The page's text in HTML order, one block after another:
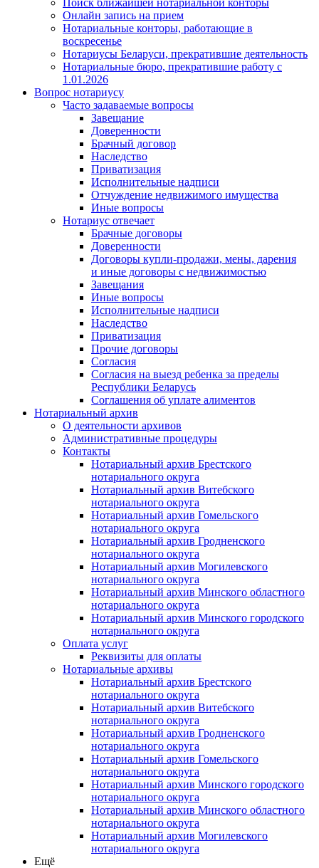
Онлайн запись на прием
Нотариальные конторы, работающие в
воскресенье
Нотариусы Беларуси, прекратившие деятельность
Нотариальные бюро, прекратившие работу с
1.01.2026
Вопрос нотариусу
Часто задаваемые вопросы
Завещание
Доверенности
Брачный договор
Наследство
Приватизация
Исполнительные надписи
Отчуждение недвижимого имущества
Иные вопросы
Нотариус отвечает
Брачные договоры
Доверенности
Договоры купли-продажи, мены, дарения
и иные договоры с недвижимостью
Завещания
Иные вопросы
Исполнительные надписи
Наследство
Приватизация
Прочие договоры
Согласия
Согласия на выезд ребенка за пределы
Республики Беларусь
Соглашения об уплате алиментов
Нотариальный архив
О деятельности архивов
Административные процедуры
Контакты
Нотариальный архив Брестского
нотариального округа
Нотариальный архив Витебского
нотариального округа
Нотариальный архив Гомельского
нотариального округа
Нотариальный архив Гродненского
нотариального округа
Нотариальный архив Могилевского
нотариального округа
Нотариальный архив Минского областного
нотариального округа
Нотариальный архив Минского городского
нотариального округа
Оплата услуг
Реквизиты для оплаты
Нотариальные архивы
Нотариальный архив Брестского
нотариального округа
Нотариальный архив Витебского
нотариального округа
Нотариальный архив Гродненского
нотариального округа
Нотариальный архив Гомельского
нотариального округа
Нотариальный архив Минского городского
нотариального округа
Нотариальный архив Минского областного
нотариального округа
Нотариальный архив Могилевского
нотариального округа
Ещё